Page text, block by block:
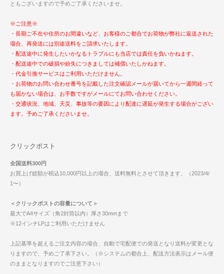
ともございますので予めご了承くださいませ。
※ご注意※
・長期ご不在や住所のお間違いなど、お客様のご都合でお荷物が弊社に返送された
場合、再発送には別途送料をご請求いたします。
・配送途中に発生したいかなるトラブルにも当店では責任を負いかねます。
・配送途中での破損や紛失につきましては補償いたしかねます。
・代金引換サービスはご利用いただけません。
・お荷物のお問い合わせ番号を記載した注文確認メールが届いてから一週間経って
も届かない場合は、お手数ですがメールにてお問い合わせください。
・交通状況、地域、天災、事故等の要因により配達に遅延が発生する場合がござい
ます。予めご了承くださいませ。
クリックポスト
全国送料300円
お買上げ総額が税込10,000円以上の場合、送料無料とさせて頂きます。（2023/4/
1〜）
＜クリックポストの容量について＞
最大でA4サイズ（角2封筒以内）厚さ30mmまで
※12インチLPはご利用いただけません
上記基準を超えるご注文内容の場合、自動で宅配便での発送となり送料が変更とな
りますので、予めご了承下さい。（※システムの都合上、配送方法表示はメール便
のままとなりますのでご注意下さい）